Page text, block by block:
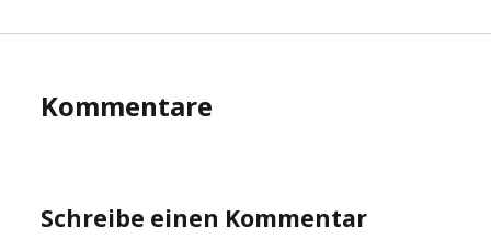
Kommentare
Schreibe einen Kommentar